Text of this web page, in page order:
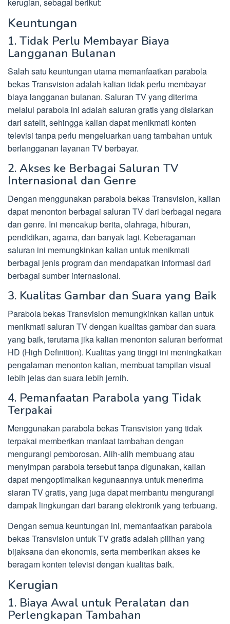
kerugian, sebagai berikut:
Keuntungan
1. Tidak Perlu Membayar Biaya
Langganan Bulanan
Salah satu keuntungan utama memanfaatkan parabola
bekas Transvision adalah kalian tidak perlu membayar
biaya langganan bulanan. Saluran TV yang diterima
melalui parabola ini adalah saluran gratis yang disiarkan
dari satelit, sehingga kalian dapat menikmati konten
televisi tanpa perlu mengeluarkan uang tambahan untuk
berlangganan layanan TV berbayar.
2. Akses ke Berbagai Saluran TV
Internasional dan Genre
Dengan menggunakan parabola bekas Transvision, kalian
dapat menonton berbagai saluran TV dari berbagai negara
dan genre. Ini mencakup berita, olahraga, hiburan,
pendidikan, agama, dan banyak lagi. Keberagaman
saluran ini memungkinkan kalian untuk menikmati
berbagai jenis program dan mendapatkan informasi dari
berbagai sumber internasional.
3. Kualitas Gambar dan Suara yang Baik
Parabola bekas Transvision memungkinkan kalian untuk
menikmati saluran TV dengan kualitas gambar dan suara
yang baik, terutama jika kalian menonton saluran berformat
HD (High Definition). Kualitas yang tinggi ini meningkatkan
pengalaman menonton kalian, membuat tampilan visual
lebih jelas dan suara lebih jernih.
4. Pemanfaatan Parabola yang Tidak
Terpakai
Menggunakan parabola bekas Transvision yang tidak
terpakai memberikan manfaat tambahan dengan
mengurangi pemborosan. Alih-alih membuang atau
menyimpan parabola tersebut tanpa digunakan, kalian
dapat mengoptimalkan kegunaannya untuk menerima
siaran TV gratis, yang juga dapat membantu mengurangi
dampak lingkungan dari barang elektronik yang terbuang.
Dengan semua keuntungan ini, memanfaatkan parabola
bekas Transvision untuk TV gratis adalah pilihan yang
bijaksana dan ekonomis, serta memberikan akses ke
beragam konten televisi dengan kualitas baik.
Kerugian
1. Biaya Awal untuk Peralatan dan
Perlengkapan Tambahan